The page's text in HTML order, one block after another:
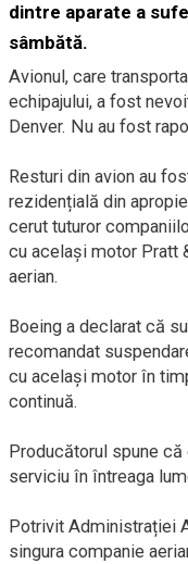
dintre aparate a
sâmbătă.
Avionul, care
echipajului, a fost
Denver. Nu au fost
Resturi din avion au
rezidențială din
cerut tuturor
cu același motor Pratt
aerian.
Boeing a declarat că
recomandat
cu același motor în
continuă.
Producătorul spune
serviciu în întreaga
Potrivit Administrației
singura companie